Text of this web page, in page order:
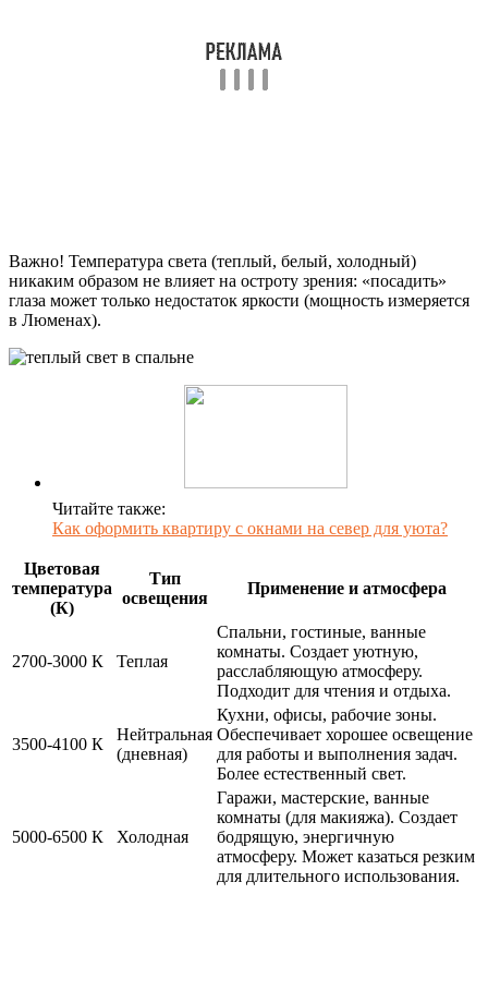
Важно! Температура света (теплый, белый, холодный)
никаким образом не влияет на остроту зрения: «посадить»
глаза может только недостаток яркости (мощность измеряется
в Люменах).
Читайте также:
Как оформить квартиру с окнами на север для уюта?
Цветовая
температура
(К)
Тип
освещения
Применение и атмосфера
2700-3000 К Теплая
Спальни, гостиные, ванные
комнаты. Создает уютную,
расслабляющую атмосферу.
Подходит для чтения и отдыха.
3500-4100 К
Нейтральная
(дневная)
Кухни, офисы, рабочие зоны.
Обеспечивает хорошее освещение
для работы и выполнения задач.
Более естественный свет.
5000-6500 К Холодная
Гаражи, мастерские, ванные
комнаты (для макияжа). Создает
бодрящую, энергичную
атмосферу. Может казаться резким
для длительного использования.